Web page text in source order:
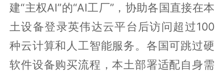
建“主权AI”的“AI工厂”，协助各国直接在本
土设备登录英伟达云平台后访问超过100
种云计算和人工智能服务。各国可跳过硬
软件设备购买流程，本土部署适配自身需